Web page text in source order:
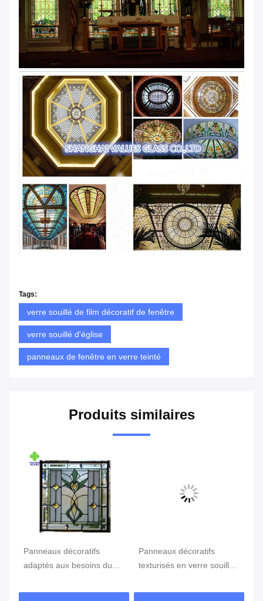
Tags:
verre souillé de film décoratif de fenêtre
verre souillé d'église
panneaux de fenêtre en verre teinté
Produits similaires
Panneaux décoratifs
adaptés aux besoins du
taille pour l'abat-jour de
Panneaux décoratifs
texturisés en verre souillé
couleurs différentes